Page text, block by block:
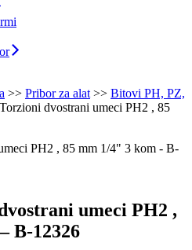
>> Pribor za alat >> Bitovi PH, PZ,
dvostrani umeci PH2 , 85
umeci PH2 ,
B-12326